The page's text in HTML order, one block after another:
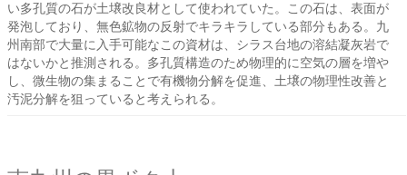
い多孔質の石が土壌改良材として使われていた。この石は、表面が
発泡しており、無色鉱物の反射でキラキラしている部分もある。九
州南部で大量に入手可能なこの資材は、シラス台地の溶結凝灰岩で
はないかと推測される。多孔質構造のため物理的に空気の層を増や
し、微生物の集まることで有機物分解を促進、土壌の物理性改善と
汚泥分解を狙っていると考えられる。